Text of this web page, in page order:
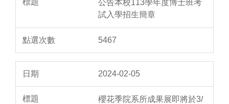
公告本校113學年度博士班考
試入學招生簡章
5467
2024-02-05
櫻花季院系所成果展即將於3/